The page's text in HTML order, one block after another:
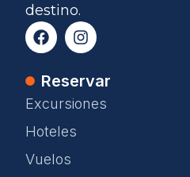
destino.
Reservar
Excursiones
Hoteles
Vuelos